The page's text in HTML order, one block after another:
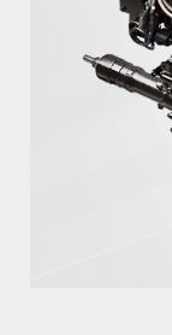
サステナビリ
KANZAKIマップ
工作機械に関
製品カタログ
採用に関する